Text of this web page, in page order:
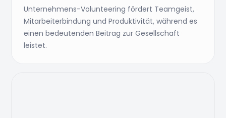
Unternehmens-Volunteering fördert Teamgeist,
Mitarbeiterbindung und Produktivität, während es
einen bedeutenden Beitrag zur Gesellschaft
leistet.